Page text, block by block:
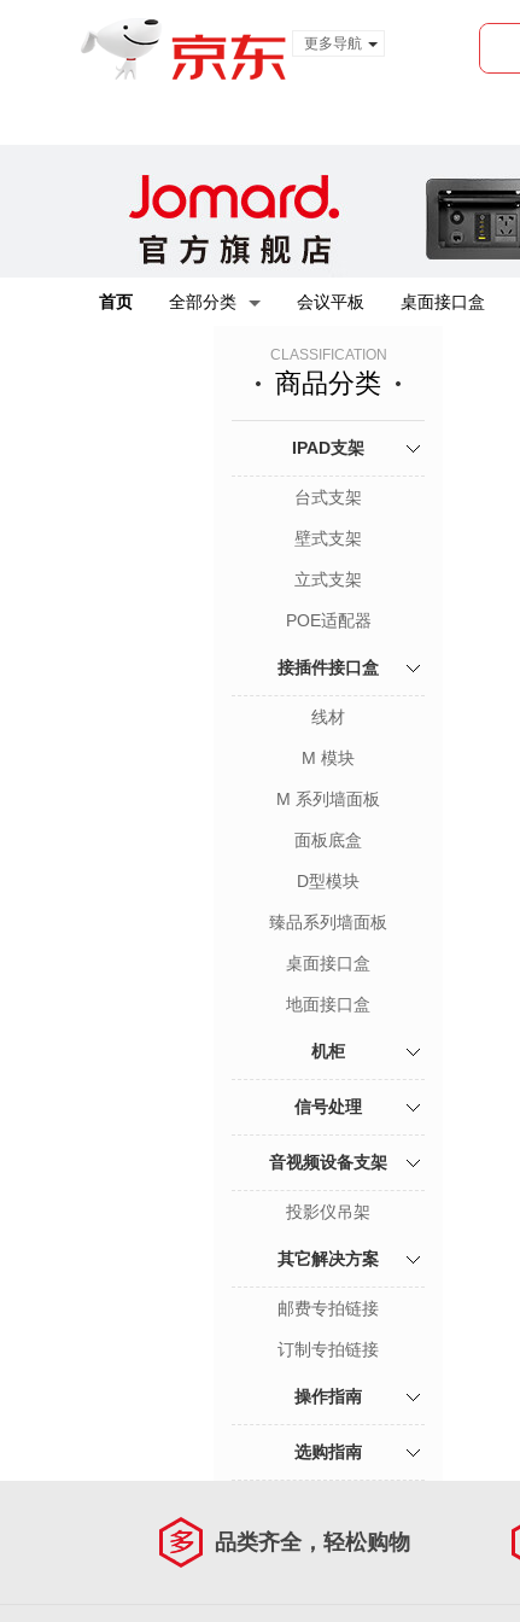
更多导航
首页 全部分类 会议平板 桌面接口盒
CLASSIFICATION
商品分类
IPAD支架
台式支架
壁式支架
立式支架
POE适配器
接插件接口盒
线材
M 模块
M 系列墙面板
面板底盒
D型模块
臻品系列墙面板
桌面接口盒
地面接口盒
机柜
信号处理
音视频设备支架
投影仪吊架
其它解决方案
邮费专拍链接
订制专拍链接
操作指南
选购指南
品类齐全，轻松购物